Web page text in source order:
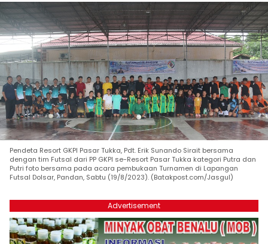
Pendeta Resort GKPI Pasar Tukka, Pdt. Erik Sunando Sirait bersama
dengan tim Futsal dari PP GKPI se-Resort Pasar Tukka kategori Putra dan
Putri foto bersama pada acara pembukaan Turnamen di Lapangan
Futsal Dolsar, Pandan, Sabtu (19/8/2023). (Batakpost.com/Jasgul)
Advertisement